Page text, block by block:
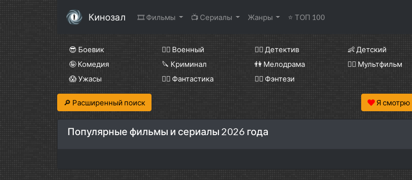
Кинозал 🎞 Фильмы 📺 Сериалы Жанры ⭐ ТОП 100
😎 Боевик 👨‍✈️ Военный 🕵️‍♂️ Детектив 👶 Детский
🤪 Комедия
🔪 Криминал 👫 Мелодрама 🧚‍♀️ Мультфильм
😱 Ужасы
🧙‍♀️ Фантастика 🧝‍♂️ Фэнтези
🔎 Расширенный поиск Я смотрю
Популярные фильмы и сериалы 2026 года